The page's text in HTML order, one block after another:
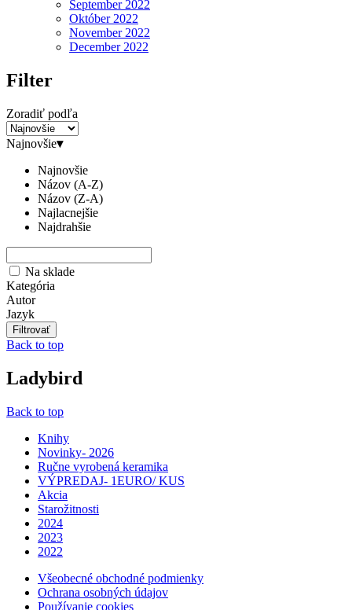
September 2022
Október 2022
November 2022
December 2022
Filter
Zoradiť podľa
Najnovšie▾
Najnovšie
Názov (A-Z)
Názov (Z-A)
Najlacnejšie
Najdrahšie
Na sklade
Kategória
Autor
Jazyk
Back to top
Ladybird
Back to top
Knihy
Novinky- 2026
Ručne vyrobená keramika
VÝPREDAJ- 1EURO/ KUS
Akcia
Starožitnosti
2024
2023
2022
Všeobecné obchodné podmienky
Ochrana osobných údajov
Používanie cookies